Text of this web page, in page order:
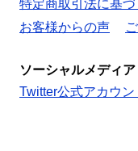
特定商取引法に基
お客様からの声
ソーシャルメディア
Twitter公式アカウン